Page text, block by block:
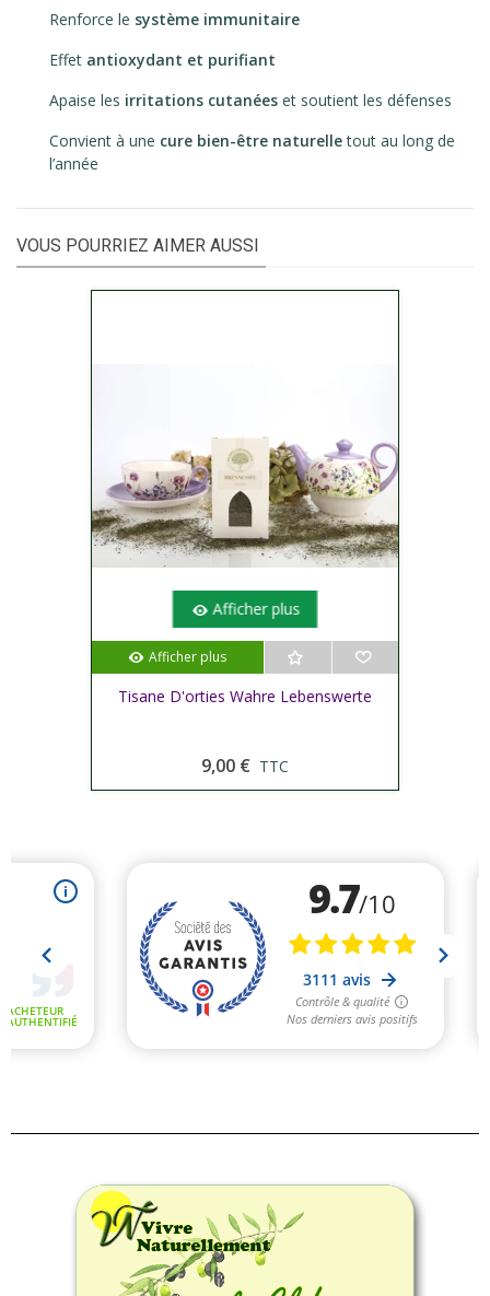
Renforce le système immunitaire
Effet antioxydant et purifiant
Apaise les irritations cutanées et soutient les défenses
Convient à une cure bien-être naturelletout au long de
l’année
VOUS POURRIEZ AIMER AUSSI
Afficher plus
Afficher plus
Tisane D'orties Wahre Lebenswerte
9,00 € TTC